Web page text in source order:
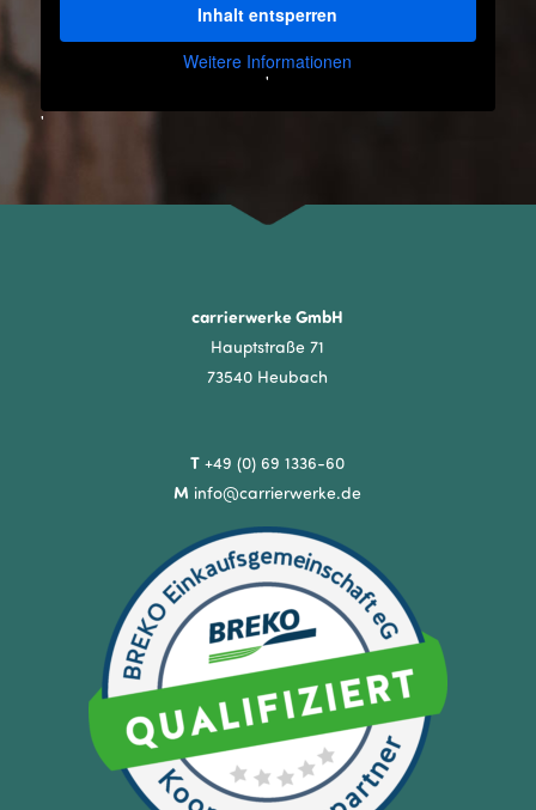
Inhalt entsperren
Weitere Informationen
'
'
carrierwerke GmbH
Hauptstraße 71
73540 Heubach
T +49 (0) 69 1336-60
M info@carrierwerke.de